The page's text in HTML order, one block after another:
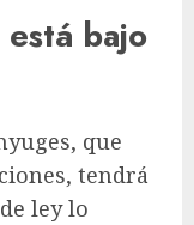
bajo
que
tendrá
ley lo